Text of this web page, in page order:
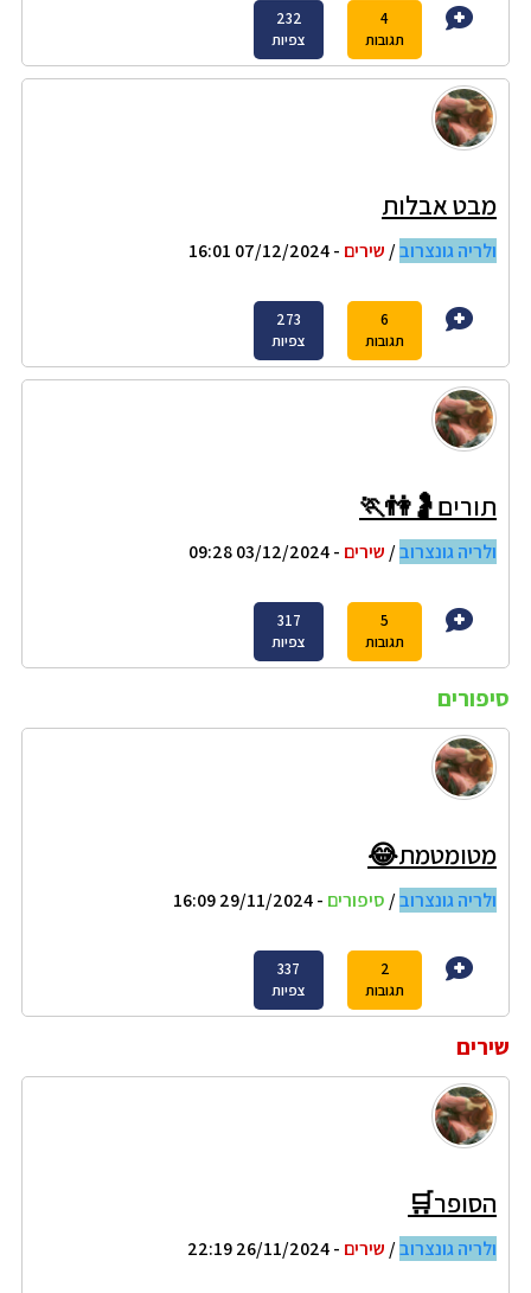
4
תגובות
232
צפיות
מבט אבלות
ולריה גונצרוב/ שירים - 07/12/2024 16:01
6
תגובות
273
צפיות
תורים🤰👫🏃
ולריה גונצרוב/ שירים - 03/12/2024 09:28
5
תגובות
317
צפיות
סיפורים
מטומטמת😂
ולריה גונצרוב/ סיפורים - 29/11/2024 16:09
2
תגובות
337
צפיות
שירים
הסופר🛒
ולריה גונצרוב/ שירים - 26/11/2024 22:19